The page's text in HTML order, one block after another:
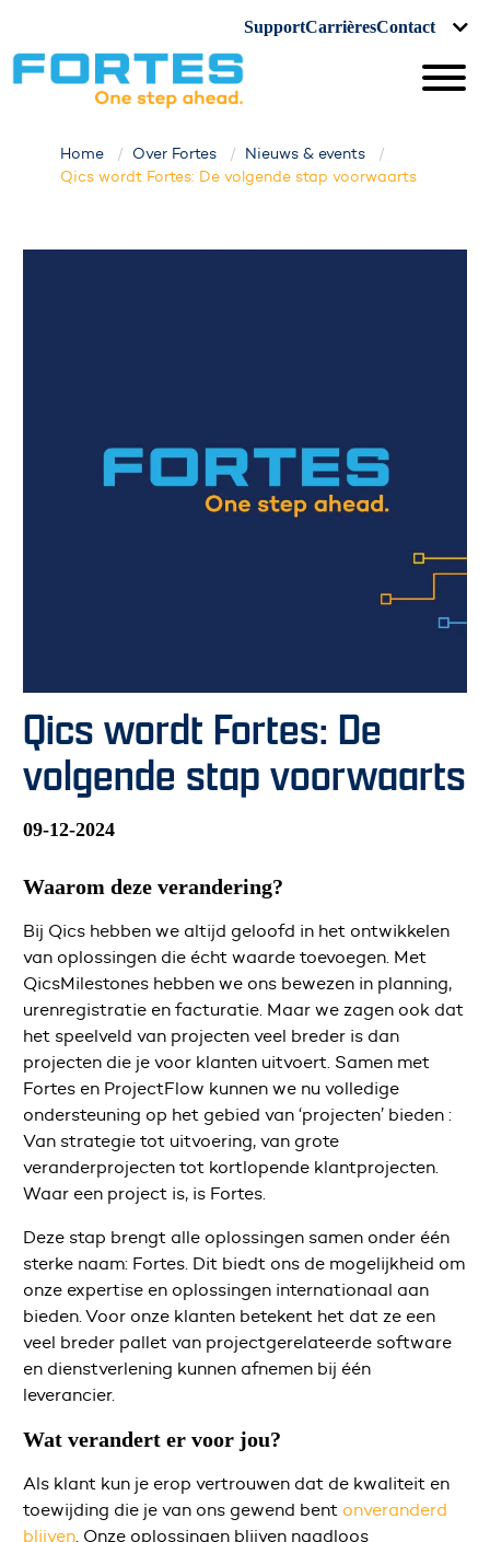
SupportCarrièresContact
Home Over Fortes
Nieuws & events
Qics wordt Fortes: De volgende stap voorwaarts
Qics wordt Fortes: De
volgende stap voorwaarts
09-12-2024
Waarom deze verandering?
Bij Qics hebben we altijd geloofd in het ontwikkelen
van oplossingen die écht waarde toevoegen. Met
QicsMilestones hebben we ons bewezen in planning,
urenregistratie en facturatie. Maar we zagen ook dat
het speelveld van projecten veel breder is dan
projecten die je voor klanten uitvoert. Samen met
Fortes en ProjectFlow kunnen we nu volledige
ondersteuning op het gebied van ‘projecten’ bieden :
Van strategie tot uitvoering, van grote
veranderprojecten tot kortlopende klantprojecten.
Waar een project is, is Fortes.
Deze stap brengt alle oplossingen samen onder één
sterke naam: Fortes. Dit biedt ons de mogelijkheid om
onze expertise en oplossingen internationaal aan
bieden. Voor onze klanten betekent het dat ze een
veel breder pallet van projectgerelateerde software
en dienstverlening kunnen afnemen bij één
leverancier.
Wat verandert er voor jou?
Als klant kun je erop vertrouwen dat de kwaliteit en
toewijding die je van ons gewend bent onveranderd
blijven. Onze oplossingen blijven naadloos